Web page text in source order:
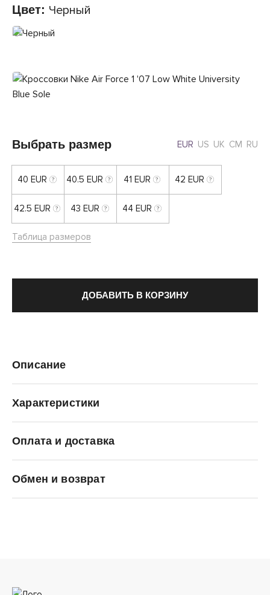
Цвет: Черный
Выбрать размер EUR US UK CM RU
40 EUR 40.5 EUR 41 EUR 42 EUR
42.5 EUR 43 EUR 44 EUR
Таблица размеров
ДОБАВИТЬ В КОРЗИНУ
Описание
Характеристики
Оплата и доставка
Обмен и возврат